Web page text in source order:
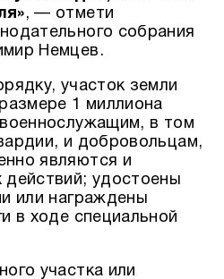
, — отмети
собрания
Немцев.
участок земли
1 миллиона
военнослужащим, в том
и добровольцам,
являются и
действий; удостоены
или награждены
в ходе специальной
участка или